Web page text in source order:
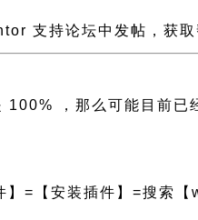
支持论坛中发帖，获取
，那么可能目前已
=【安装插件】=搜索